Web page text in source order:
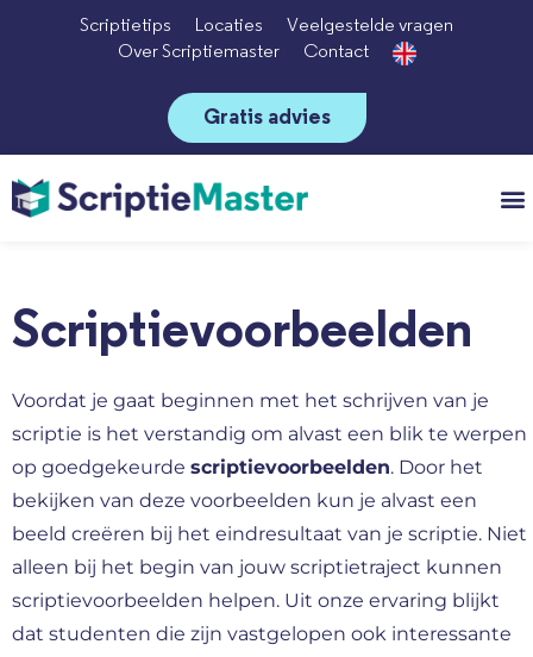
Scriptietips Locaties
Veelgestelde vragen
Over Scriptiemaster
Contact
Gratis advies
Scriptievoorbeelden
Voordat je gaat beginnen met het schrijven van je
scriptie is het verstandig om alvast een blik te werpen
op goedgekeurde scriptievoorbeelden. Door het
bekijken van deze voorbeelden kun je alvast een
beeld creëren bij het eindresultaat van je scriptie. Niet
alleen bij het begin van jouw scriptietraject kunnen
scriptievoorbeelden helpen. Uit onze ervaring blijkt
dat studenten die zijn vastgelopen ook interessante